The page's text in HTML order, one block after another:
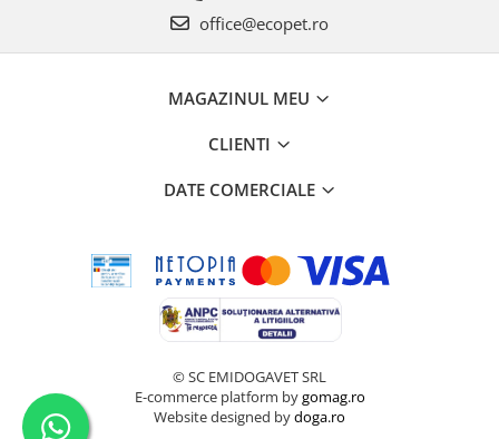
office@ecopet.ro
MAGAZINUL MEU
CLIENTI
DATE COMERCIALE
© SC EMIDOGAVET SRL
E-commerce platform bygomag.ro
Website designed bydoga.ro